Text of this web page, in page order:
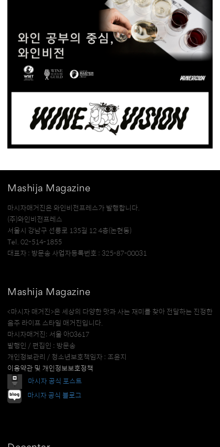
Mashija Magazine
마시자매거진은 와인비전프레스가 발행합니다.
(주)와인비전프레스
서울시 강남구 선릉로 135길 12 4층(논현동)
Tel. 02-514-1855
대표자 : 방문송 사업자등록번호 : 325-87-00031
Mashija Magazine
<마시자 매거진>은 세상의 다양한 맛과 사는 재미를 찾아 전달하는 진정한
음주 라이프 스타일 매거진입니다.
마시자매거진: 서울 아03617
발행인 / 편집인 : 방문송
개인정보관리 / 청소년보호책임자 : 조윤지
이용약관 및 개인정보보호정책
마시자 공식 포스트
마시자 공식 블로그